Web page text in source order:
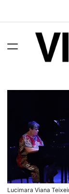
Lucimara Viana